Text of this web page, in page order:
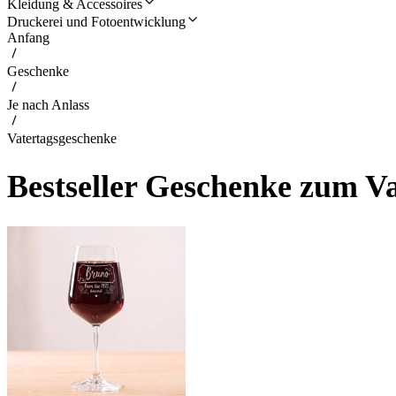
Kleidung & Accessoires
Druckerei und Fotoentwicklung
Anfang
Geschenke
Je nach Anlass
Vatertagsgeschenke
Bestseller Geschenke zum